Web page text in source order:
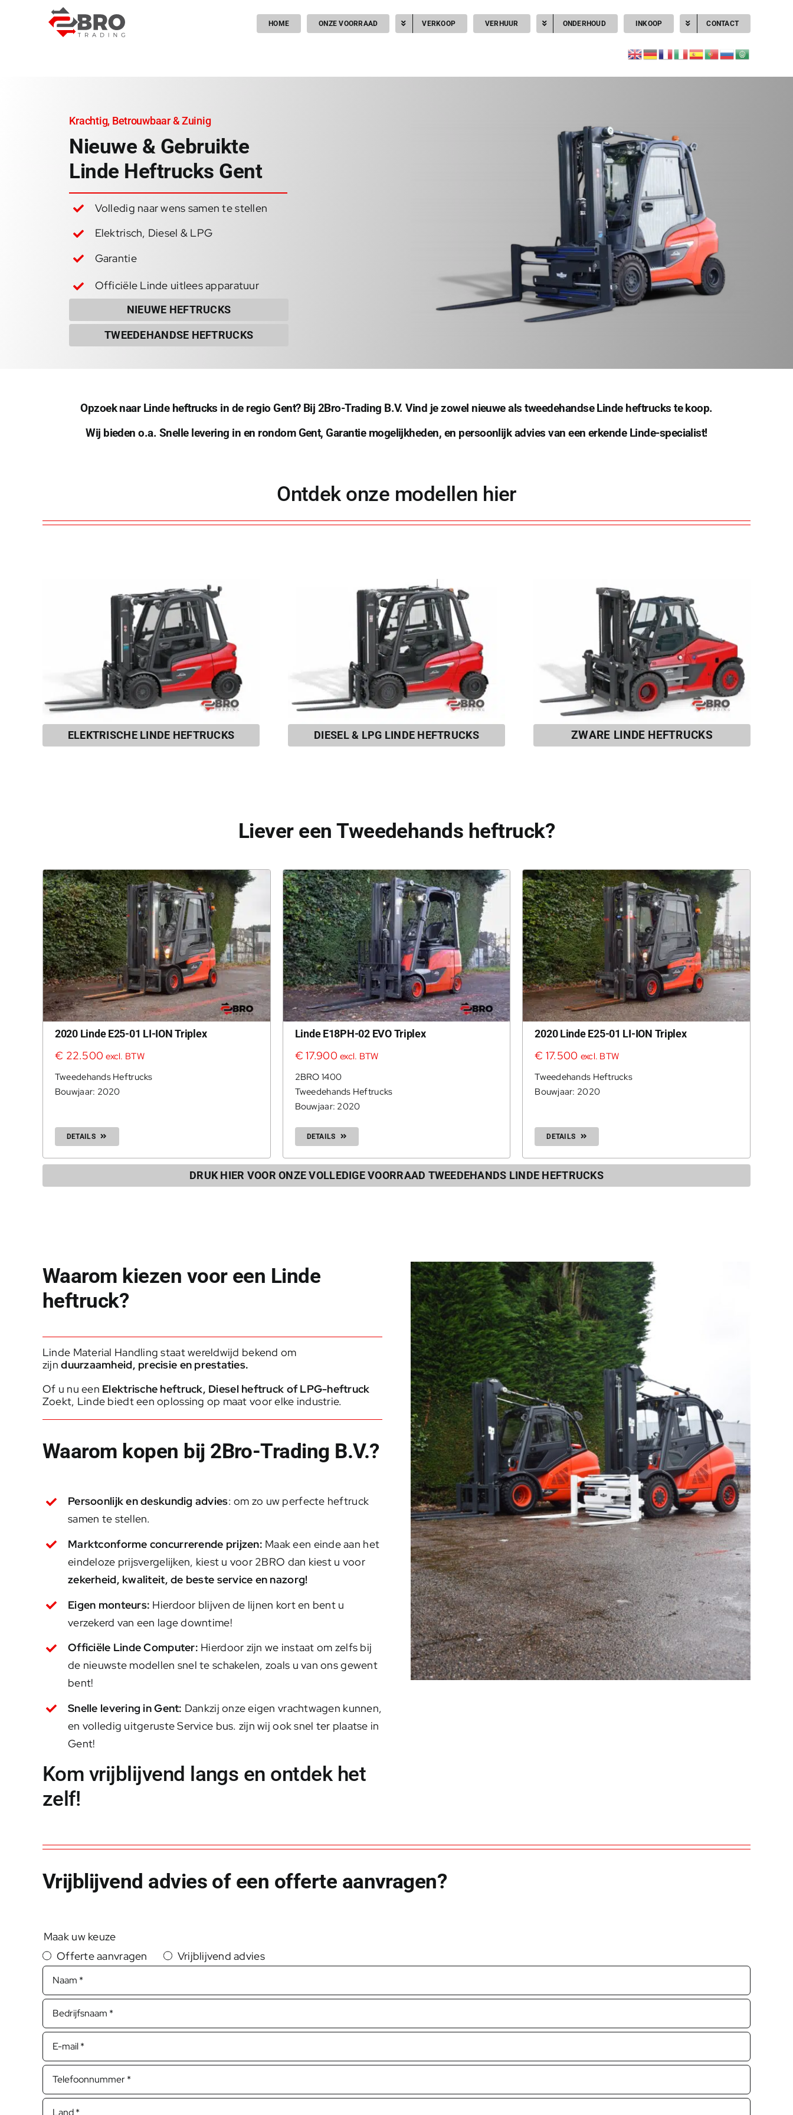
HOME ONZE VOORRAAD VERKOOP VERHUUR ONDERHOUD INKOOP CONTACT
Krachtig, Betrouwbaar & Zuinig
Nieuwe & Gebruikte
Linde Heftrucks Gent
Volledig naar wens samen te stellen
Elektrisch, Diesel & LPG
Garantie
Officiële Linde uitlees apparatuur
NIEUWE HEFTRUCKS
TWEEDEHANDSE HEFTRUCKS
Opzoek naar Linde heftrucks in de regio Gent? Bij 2Bro-Trading B.V. Vind je zowel nieuwe als tweedehandse Linde heftrucks te koop.
Wij bieden o.a. Snelle levering in en rondom Gent, Garantie mogelijkheden, en persoonlijk advies van een erkende Linde-specialist!
Ontdek onze modellen hier
ELEKTRISCHE LINDE HEFTRUCKS DIESEL & LPG LINDE HEFTRUCKS ZWARE LINDE HEFTRUCKS
Liever een Tweedehands heftruck?
2020 Linde E25-01 LI-ION Triplex
€ 22.500 excl. BTW
Tweedehands Heftrucks
Bouwjaar: 2020
DETAILS
Linde E18PH-02 EVO Triplex
€ 17.900 excl. BTW
2BRO 1400
Tweedehands Heftrucks
Bouwjaar: 2020
DETAILS
2020 Linde E25-01 LI-ION Triplex
€ 17.500 excl. BTW
Tweedehands Heftrucks
Bouwjaar: 2020
DETAILS
DRUK HIER VOOR ONZE VOLLEDIGE VOORRAAD TWEEDEHANDS LINDE HEFTRUCKS
Waarom kiezen voor een Linde
heftruck?
Linde Material Handling staat wereldwijd bekend om
zijnduurzaamheid, precisie en prestaties.
Of u nu een Elektrische heftruck, Diesel heftruck ofLPG-heftruck
Zoekt, Linde biedt een oplossing op maat voor elke industrie.
Waarom kopen bij 2Bro-Trading B.V.?
Persoonlijk en deskundig advies: om zo uw perfecte heftruck
samen te stellen.
Marktconforme concurrerende prijzen: Maak een einde aan het
eindeloze prijsvergelijken, kiest u voor 2BRO dan kiest u voor
zekerheid, kwaliteit, de beste service en nazorg!
Eigen monteurs: Hierdoor blijven de lijnen kort en bent u
verzekerd van een lage downtime!
Officiële Linde Computer: Hierdoor zijn we instaat om zelfs bij
de nieuwste modellen snel te schakelen, zoals u van ons gewent
bent!
Snelle levering in Gent: Dankzij onze eigen vrachtwagen kunnen,
en volledig uitgeruste Service bus. zijn wij ook snel ter plaatse in
Gent!
Kom vrijblijvend langs en ontdek het
zelf!
Vrijblijvend advies of een offerte aanvragen?
Maak uw keuze
Offerte aanvragen
Vrijblijvend advies